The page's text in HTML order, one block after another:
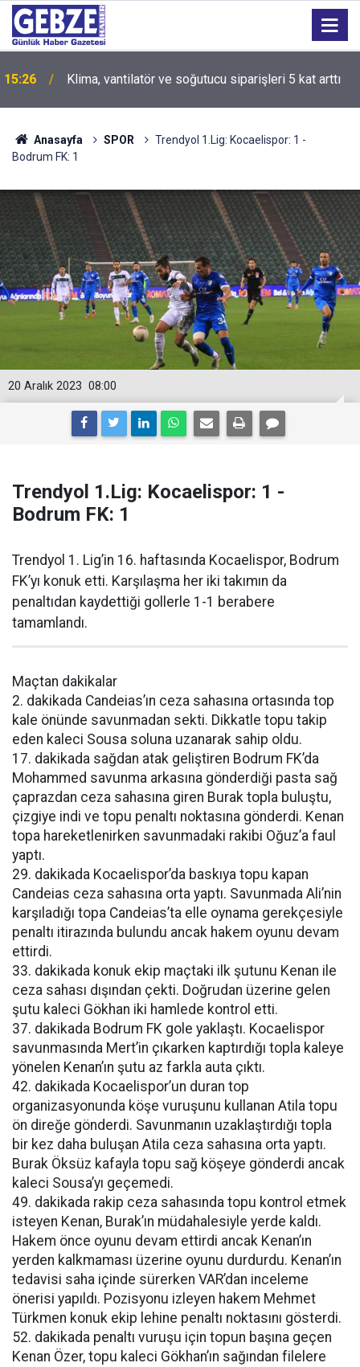
15:26 Klima, vantilatör ve soğutucu siparişleri 5 kat arttı
15:25 Teröre 40 yılda toplam 2,3 trilyon dolar harcandı
Anasayfa SPOR
Trendyol 1.Lig: Kocaelispor: 1 -
Bodrum FK: 1
08:00
20 Aralık 2023
Trendyol 1.Lig: Kocaelispor: 1 -
Bodrum FK: 1
Trendyol 1. Lig’in 16. haftasında Kocaelispor, Bodrum
FK’yı konuk etti. Karşılaşma her iki takımın da
penaltıdan kaydettiği gollerle 1-1 berabere
tamamlandı.
Maçtan dakikalar
2. dakikada Candeias’ın ceza sahasına ortasında top
kale önünde savunmadan sekti. Dikkatle topu takip
eden kaleci Sousa soluna uzanarak sahip oldu.
17. dakikada sağdan atak geliştiren Bodrum FK’da
Mohammed savunma arkasına gönderdiği pasta sağ
çaprazdan ceza sahasına giren Burak topla buluştu,
çizgiye indi ve topu penaltı noktasına gönderdi. Kenan
topa hareketlenirken savunmadaki rakibi Oğuz’a faul
yaptı.
29. dakikada Kocaelispor’da baskıya topu kapan
Candeias ceza sahasına orta yaptı. Savunmada Ali’nin
karşıladığı topa Candeias’ta elle oynama gerekçesiyle
penaltı itirazında bulundu ancak hakem oyunu devam
ettirdi.
33. dakikada konuk ekip maçtaki ilk şutunu Kenan ile
ceza sahası dışından çekti. Doğrudan üzerine gelen
şutu kaleci Gökhan iki hamlede kontrol etti.
37. dakikada Bodrum FK gole yaklaştı. Kocaelispor
savunmasında Mert’in çıkarken kaptırdığı topla kaleye
yönelen Kenan’ın şutu az farkla auta çıktı.
42. dakikada Kocaelispor’un duran top
organizasyonunda köşe vuruşunu kullanan Atila topu
ön direğe gönderdi. Savunmanın uzaklaştırdığı topla
bir kez daha buluşan Atila ceza sahasına orta yaptı.
Burak Öksüz kafayla topu sağ köşeye gönderdi ancak
kaleci Sousa’yı geçemedi.
49. dakikada rakip ceza sahasında topu kontrol etmek
isteyen Kenan, Burak’ın müdahalesiyle yerde kaldı.
Hakem önce oyunu devam ettirdi ancak Kenan’ın
yerden kalkmaması üzerine oyunu durdurdu. Kenan’ın
tedavisi saha içinde sürerken VAR’dan inceleme
önerisi yapıldı. Pozisyonu izleyen hakem Mehmet
Türkmen konuk ekip lehine penaltı noktasını gösterdi.
52. dakikada penaltı vuruşu için topun başına geçen
Kenan Özer, topu kaleci Gökhan’ın sağından filelere